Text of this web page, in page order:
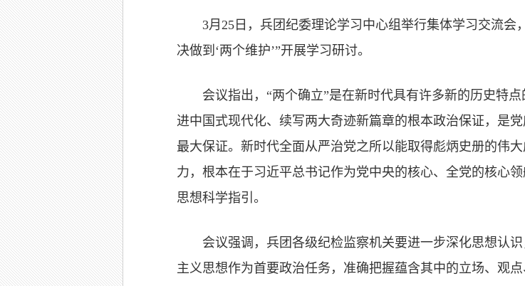
3月25日，兵团纪委理论学习中心组举行集体学习交流会
决做到‘两个维护’”开展学习研讨。
会议指出，“两个确立”是在新时代具有许多新的历史特
进中国式现代化、续写两大奇迹新篇章的根本政治保证，是
最大保证。新时代全面从严治党之所以能取得彪炳史册的伟
力，根本在于习近平总书记作为党中央的核心、全党的核心
思想科学指引。
会议强调，兵团各级纪检监察机关要进一步深化思想认
主义思想作为首要政治任务，准确把握蕴含其中的立场、观